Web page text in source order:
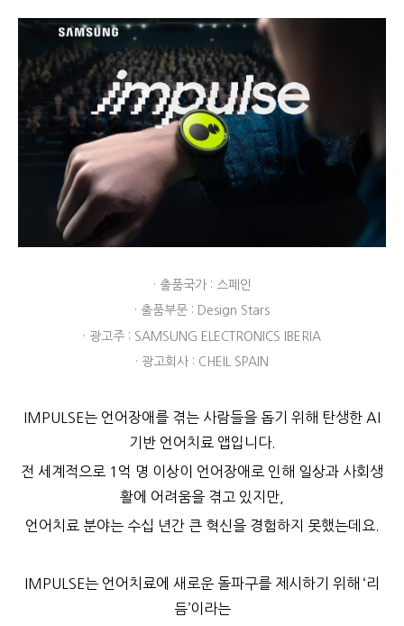
· 출품국가 : 스페인
· 출품부문 : Design Stars
· 광고주 : SAMSUNG ELECTRONICS IBERIA
· 광고회사 : CHEIL SPAIN
IMPULSE는 언어장애를 겪는 사람들을 돕기 위해 탄생한 AI
기반 언어치료 앱입니다.
전 세계적으로 1억 명 이상이 언어장애로 인해 일상과 사회생
활에 어려움을 겪고 있지만,
언어치료 분야는 수십 년간 큰 혁신을 경험하지 못했는데요.
IMPULSE는 언어치료에 새로운 돌파구를 제시하기 위해 ‘리
듬’이라는